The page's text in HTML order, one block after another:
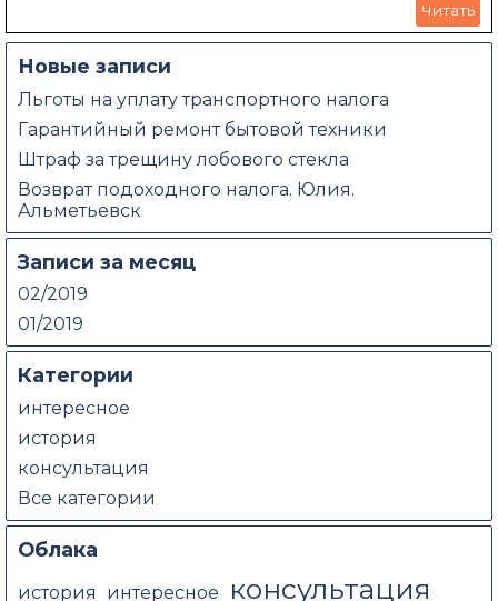
Читать
Новые записи
Льготы на уплату транспортного налога
Гарантийный ремонт бытовой техники
Штраф за трещину лобового стекла
Возврат подоходного налога. Юлия.
Альметьевск
Записи за месяц
02/2019
01/2019
Категории
интересное
история
консультация
Все категории
Облака
история интересное консультация